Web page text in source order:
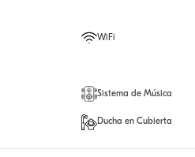
WiFi
Sistema de Música
Ducha en Cubierta